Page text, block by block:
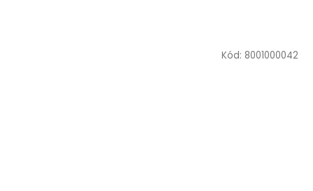
Kód: 8001000042